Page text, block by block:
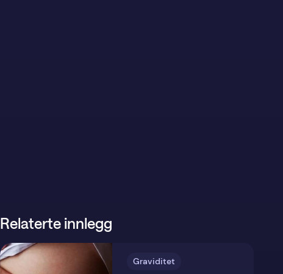
Relaterte innlegg
Graviditet